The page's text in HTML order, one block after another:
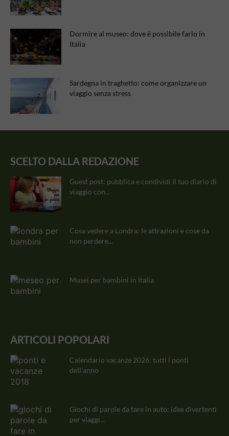
Dormire al museo: dove è possibile farlo in
Italia
Sardegna in traghetto: come organizzare un
viaggio senza stress
SCELTO DALLA REDAZIONE
Guest post: pubblica e condividi il tuo diario di
viaggio con...
Cosa vedere a Londra: le attrazioni e cose da
non perdere...
Musei per bambini in Italia
ARTICOLI POPOLARI
Calendario vacanze 2026: tutti i ponti
dell’anno
Giochi di parole da fare in auto: idee divertenti
per viaggi...